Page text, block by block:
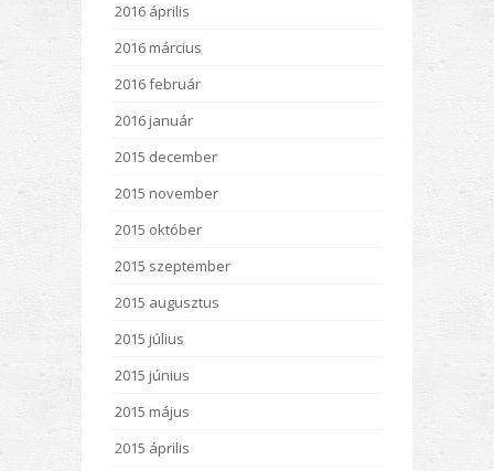
2016 április
2016 március
2016 február
2016 január
2015 december
2015 november
2015 október
2015 szeptember
2015 augusztus
2015 július
2015 június
2015 május
2015 április